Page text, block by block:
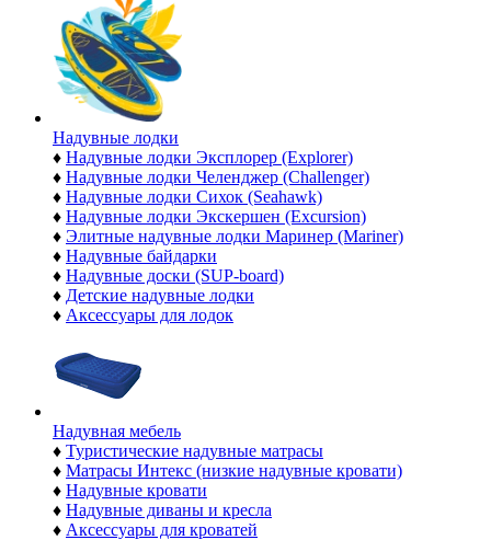
Надувные лодки
♦ Надувные лодки Эксплорер (Explorer)
♦ Надувные лодки Челенджер (Challenger)
♦ Надувные лодки Сихок (Seahawk)
♦ Надувные лодки Экскершен (Excursion)
♦ Элитные надувные лодки Маринер (Mariner)
♦ Надувные байдарки
♦ Надувные доски (SUP-board)
♦ Детские надувные лодки
♦ Аксессуары для лодок
Надувная мебель
♦ Туристические надувные матрасы
♦ Матрасы Интекс (низкие надувные кровати)
♦ Надувные кровати
♦ Надувные диваны и кресла
♦ Аксессуары для кроватей